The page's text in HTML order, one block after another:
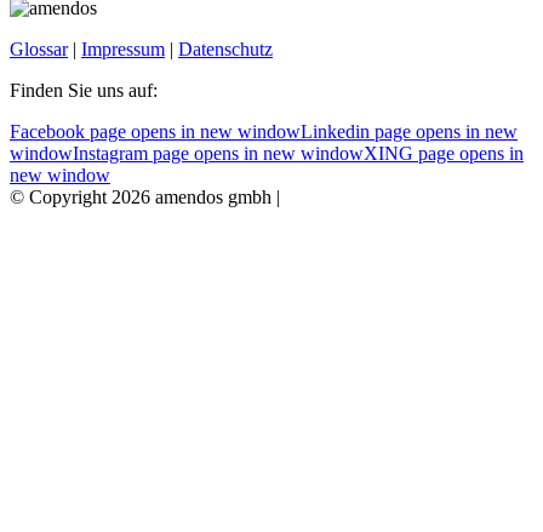
Glossar| Impressum | Datenschutz
Finden Sie uns auf:
Facebook page opens in new windowLinkedin page opens in new
windowInstagram page opens in new windowXING page opens in
new window
© Copyright 2026 amendos gmbh |